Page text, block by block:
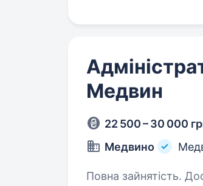
Медвин
22 500 – 30 000
Медвино
Повна зайнятість.